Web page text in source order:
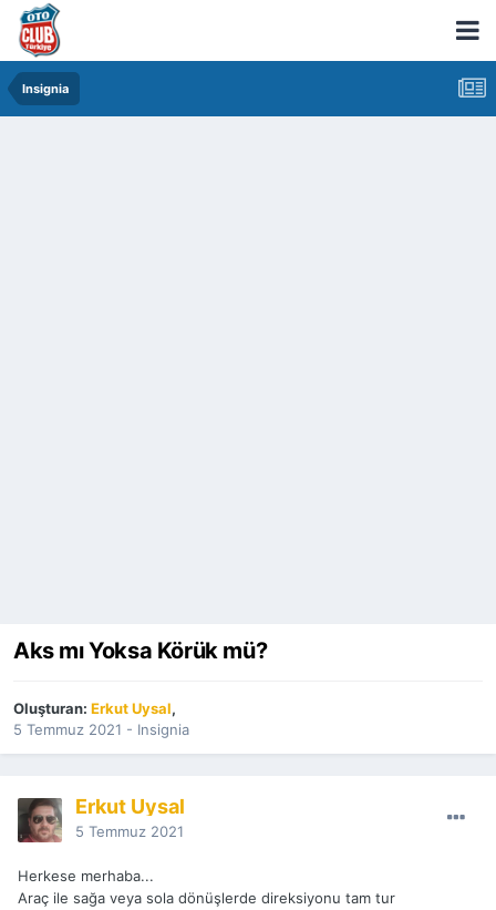
Insignia
Aks mı Yoksa Körük mü?
Oluşturan: Erkut Uysal,
5 Temmuz 2021 - Insignia
Erkut Uysal
5 Temmuz 2021
Herkese merhaba...
Araç ile sağa veya sola dönüşlerde direksiyonu tam tur